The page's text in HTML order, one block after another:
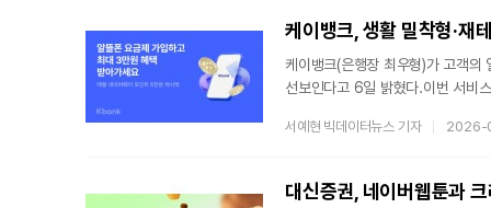
OTT·쇼핑 멤버십·배달·패션·교
있다
케이뱅크, 생활 밀착형·재
케이뱅크(은행장 최우형)가 고객
선보인다고 6일 밝혔다.이번 서비
(tplus) 페이지를 통해 통신 3사의
달부터 6개월간 매월 네이버페이
서예현 빅데이터뉴스 기자 2026-
대신증권, 네이버웹툰과